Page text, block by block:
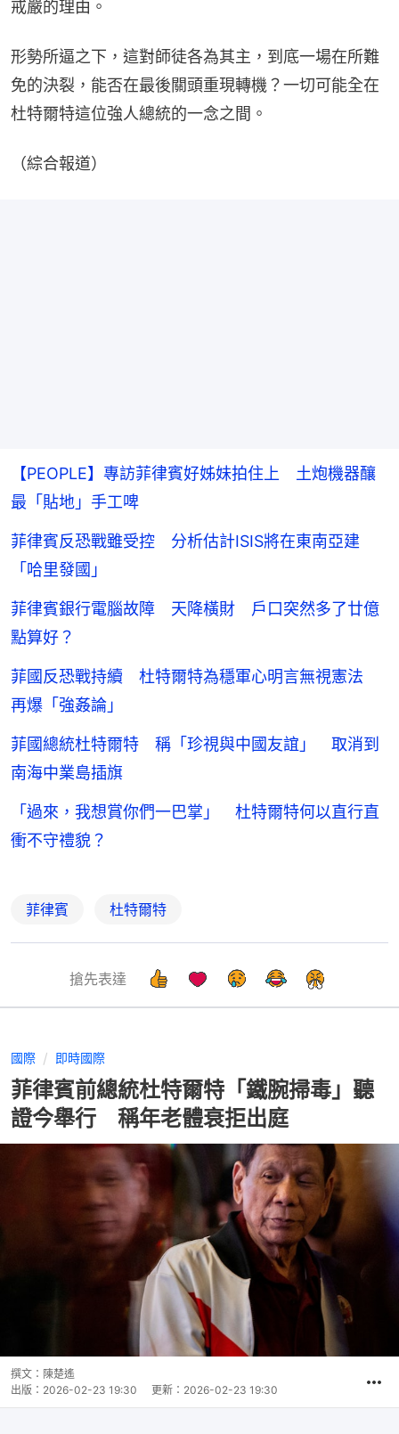
戒嚴的理由。
形勢所逼之下，這對師徒各為其主，到底一場在所難
免的決裂，能否在最後關頭重現轉機？一切可能全在
杜特爾特這位強人總統的一念之間。
（綜合報道）
【PEOPLE】專訪菲律賓好姊妹拍住上 土炮機器釀
最「貼地」手工啤
菲律賓反恐戰雖受控 分析估計ISIS將在東南亞建
「哈里發國」
菲律賓銀行電腦故障 天降橫財 戶口突然多了廿億
點算好？
菲國反恐戰持續 杜特爾特為穩軍心明言無視憲法
再爆「強姦論」
菲國總統杜特爾特 稱「珍視與中國友誼」 取消到
南海中業島插旗
「過來，我想賞你們一巴掌」 杜特爾特何以直行直
衝不守禮貌？
菲律賓 杜特爾特
搶先表達
國際 即時國際
菲律賓前總統杜特爾特「鐵腕掃毒」聽
證今舉行 稱年老體衰拒出庭
撰文： 陳楚遙
出版： 2026-02-23 19:30 更新： 2026-02-23 19:30